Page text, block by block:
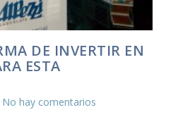
DE INVERTIR EN
ESTA
No hay comentarios